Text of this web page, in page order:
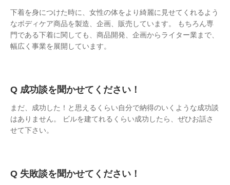
下着を身につけた時に、女性の体をより綺麗に見せてくれるよう
なボディケア商品を製造、企画、販売しています。 もちろん専
門である下着に関しても、商品開発、企画からライター業まで、
幅広く事業を展開しています。
成功談を聞かせてください！
まだ、成功した！と思えるくらい自分で納得のいくような成功談
はありません。 ビルを建てれるくらい成功したら、ぜひお話さ
せて下さい。
失敗談を聞かせてください！